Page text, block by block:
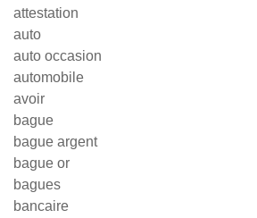
attestation
auto
auto occasion
automobile
avoir
bague
bague argent
bague or
bagues
bancaire